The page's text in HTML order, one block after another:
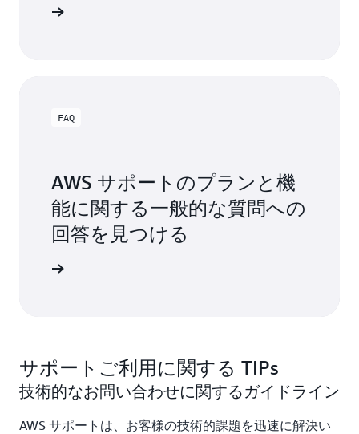
FAQ
AWS サポートのプランと機
能に関する一般的な質問への
回答を見つける
サポートご利用に関する TIPs
技術的なお問い合わせに関するガイドライン
AWS サポートは、お客様の技術的課題を迅速に解決い